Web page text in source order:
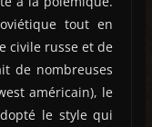
tout en
civile russe et de
de nombreuses
américain), le
le style qui